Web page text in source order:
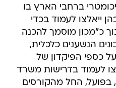
ברחבי הארץ בו
ייאלצו לעמוד בכדי
כ"מכון מוסמך להכנה
הנשענים כלכלית,
כספי הפיקדון של
לעמוד בדרישות משרד
בפועל, החל מהקורסים